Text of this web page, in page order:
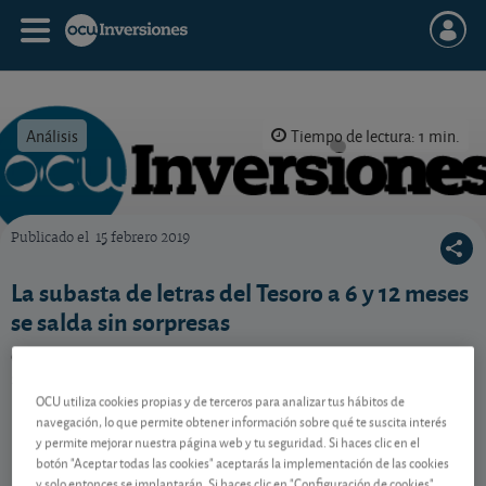
Análisis Tiempo de lectura: 1 min.
Publicado el 15 febrero 2019
La subasta de letras del Tesoro a 6 y 12 meses
se salda sin sorpresas
Como ya es habitual, la subasta de letras del Tesoro se
Contenido reservado a SOCIOS
OCU utiliza cookies propias y de terceros para analizar tus hábitos de
navegación, lo que permite obtener información sobre qué te suscita interés
y permite mejorar nuestra página web y tu seguridad. Si haces clic en el
botón "Aceptar todas las cookies" aceptarás la implementación de las cookies